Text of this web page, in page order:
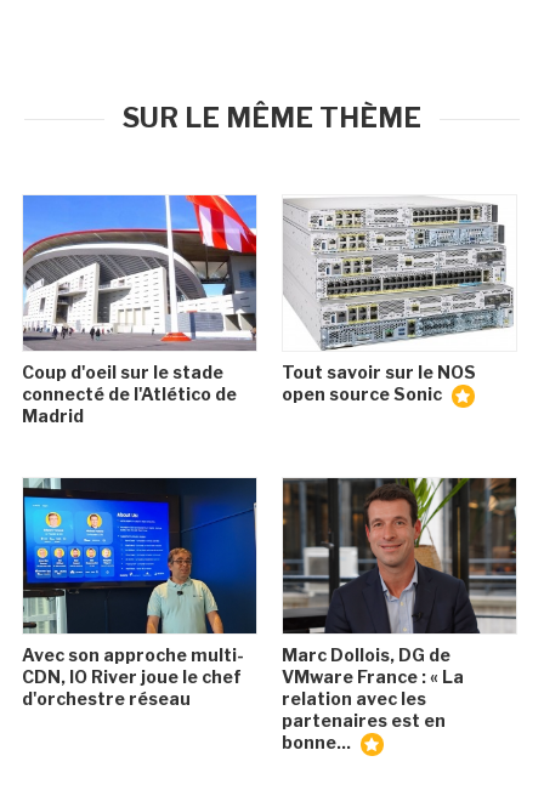
SUR LE MÊME THÈME
Coup d'oeil sur le stade
connecté de l'Atlético de
Madrid
Tout savoir sur le NOS
open source Sonic
Avec son approche multi-
CDN, IO River joue le chef
d'orchestre réseau
Marc Dollois, DG de
VMware France : « La
relation avec les
partenaires est en
bonne...